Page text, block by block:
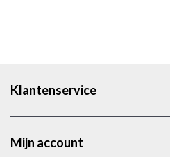
Klantenservice
Mijn account